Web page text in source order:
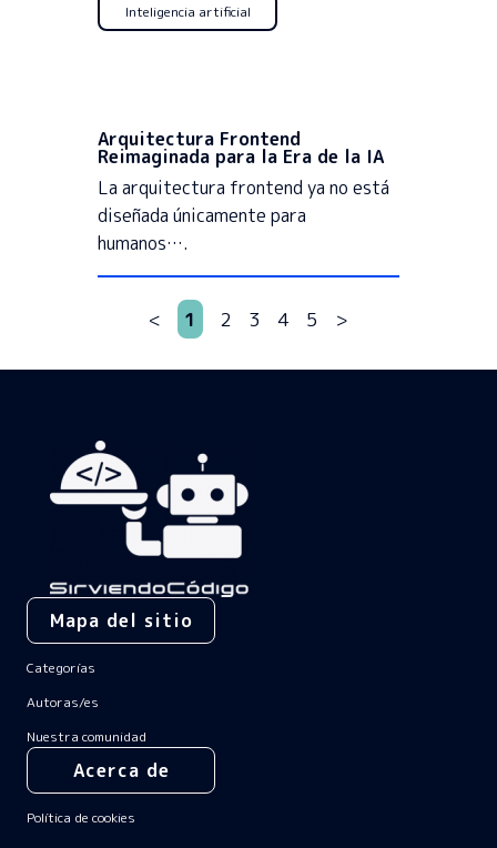
Inteligencia artificial
Arquitectura Frontend
Reimaginada para la Era de la IA
La arquitectura frontend ya no está
diseñada únicamente para
humanos….
< 1 2 3 4 5 >
Mapa del sitio
Categorías
Autoras/es
Nuestra comunidad
Acerca de
Política de cookies